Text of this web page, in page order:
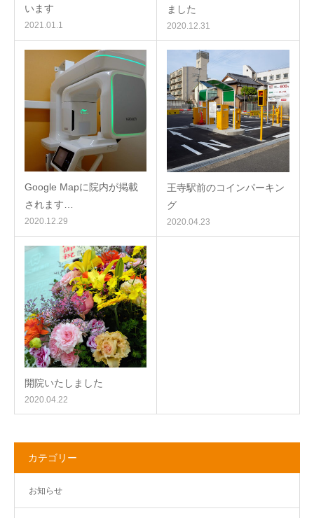
います
2021.01.1
ました
2020.12.31
Google Mapに院内が掲載
されます…
2020.12.29
王寺駅前のコインパーキン
グ
2020.04.23
開院いたしました
2020.04.22
カテゴリー
お知らせ